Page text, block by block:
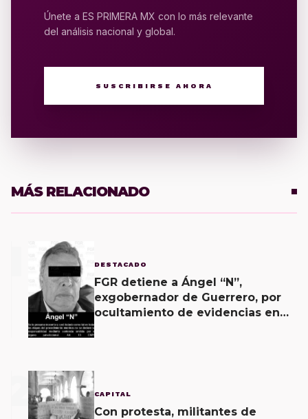
Únete a ES PRIMERA MX con lo más relevante
del análisis nacional y global.
SUSCRIBIRSE AHORA
MÁS RELACIONADO
DESTACADO
FGR detiene a Ángel “N”,
exgobernador de Guerrero, por
ocultamiento de evidencias en
2 CAPITAL
Con protesta, militantes de